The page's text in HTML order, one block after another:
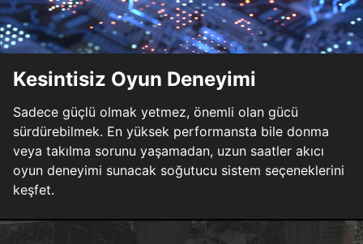
Kesintisiz Oyun Deneyimi
Sadece güçlü olmak yetmez, önemli olan gücü
sürdürebilmek. En yüksek performansta bile donma
veya takılma sorunu yaşamadan, uzun saatler akıcı
oyun deneyimi sunacak soğutucu sistem seçeneklerini
keşfet.